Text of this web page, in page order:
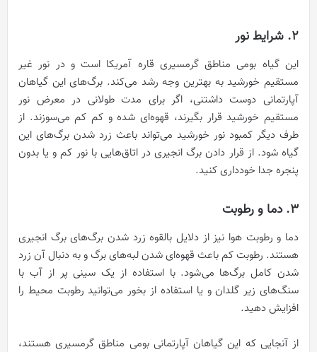
2. شرایط نور
این گیاه بومی مناطق گرمسیری قاره آمریکا است و در نور غیر
مستقیم خورشید به بهترین وجه رشد می‌کند. برگ‌های این گیاهان
آپارتمانی دوست داشتنی، اگر برای مدت طولانی در معرض نور
مستقیم خورشید قرار بگیرند، قهوه‌‌‌ای شده و کم کم می‌سوزند. از
طرف دیگر کمبود نور خورشید می‌تواند باعث زرد شدن برگ‌های این
گیاه شود. از قرار دادن برگ انجیری در اتاق‌هایی با نور کم و یا بدون
پنجره جدا خودداری کنید.
3. دما و رطوبت
دما و رطوبت هوا نیز از دلایل بالقوه زرد شدن برگ‌های برگ انجیری
هستند. رطوبت کم باعث قهوه‌ای شدن لبه‌های برگ و به دنبال آن زرد
شدن کامل برگ‌ها می‌شود. با استفاده از یک سینی پر از آب با
سنگ‌های زیر گلدان و یا استفاده از بخور می‌توانید رطوبت محیط را
افزایش دهید.
از آنجایی که این گیاهان آپارتمانی بومی مناطق گرمسیری هستند،